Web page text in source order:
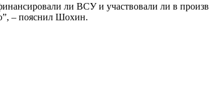
ли ВСУ и участвовали ли в
– пояснил Шохин.